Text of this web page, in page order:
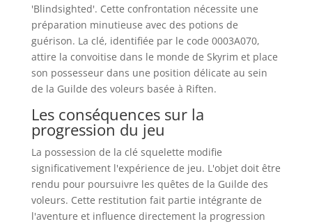
'Blindsighted'. Cette confrontation nécessite une
préparation minutieuse avec des potions de
guérison. La clé, identifiée par le code 0003A070,
attire la convoitise dans le monde de Skyrim et place
son possesseur dans une position délicate au sein
de la Guilde des voleurs basée à Riften.
Les conséquences sur la
progression du jeu
La possession de la clé squelette modifie
significativement l'expérience de jeu. L'objet doit être
rendu pour poursuivre les quêtes de la Guilde des
voleurs. Cette restitution fait partie intégrante de
l'aventure et influence directement la progression